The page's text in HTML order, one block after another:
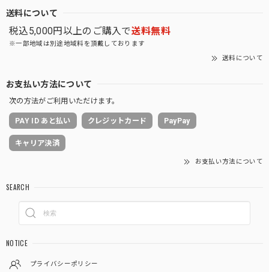
送料について
税込5,000円以上のご購入で送料無料
※一部地域は別途地域料を頂戴しております
送料について
お支払い方法について
次の方法がご利用いただけます。
PAY ID あと払い クレジットカード PayPay
キャリア決済
お支払い方法について
SEARCH
NOTICE
プライバシーポリシー